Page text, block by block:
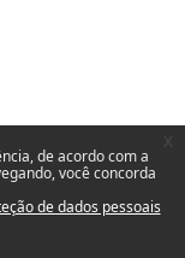
de acordo com a
você concorda
de dados pessoais